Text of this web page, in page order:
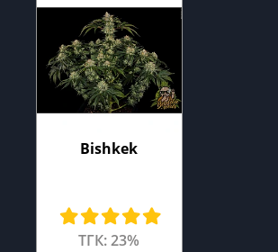
Bishkek
ТГК: 23%